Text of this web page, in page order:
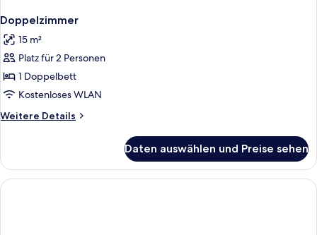
Doppelzimmer
15 m²
Platz für 2 Personen
1 Doppelbett
Kostenloses WLAN
Weitere Details
Weitere
Daten auswählen und Preise sehen